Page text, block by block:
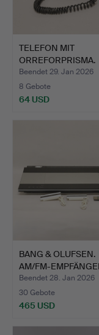
TELEFON MIT
ORREFORPRISMA.
Beendet 29. Jan 2026
8 Gebote
64 USD
BANG & OLUFSEN.
AM/FM-
CD/KAS…
Beendet 28. Jan 2026
30 Gebote
465 USD